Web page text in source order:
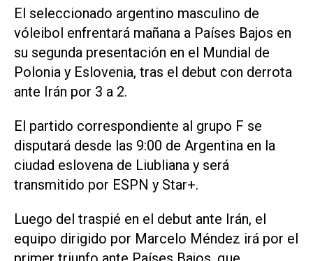
El seleccionado argentino masculino de
vóleibol enfrentará mañana a Países Bajos en
su segunda presentación en el Mundial de
Polonia y Eslovenia, tras el debut con derrota
ante Irán por 3 a 2.
El partido correspondiente al grupo F se
disputará desde las 9:00 de Argentina en la
ciudad eslovena de Liubliana y será
transmitido por ESPN y Star+.
Luego del traspié en el debut ante Irán, el
equipo dirigido por Marcelo Méndez irá por el